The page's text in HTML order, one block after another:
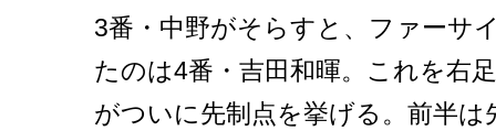
3番・中野がそらすと、ファーサ
たのは4番・吉田和暉。これを右
がついに先制点を挙げる。前半は